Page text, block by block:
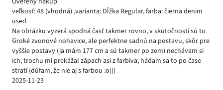
veľkosť: 48 (vhodná) ,varianta: Dĺžka Regular,farba: čierna denim
used
Na obrázku vyzerá spodná časť takmer rovno, v skutočnosti sú to
široké zvonové nohavice, ale perfektne sadnú na postavu, skôr pre
vyššie postavy (ja mám 177 cm a sú takmer po zem) nechávam si
ich, trochu mi prekážal zápach asi z farbiva, hádam sa to po čase
stratí (dúfam, že nie aj s farbou :o)))
2025-11-23